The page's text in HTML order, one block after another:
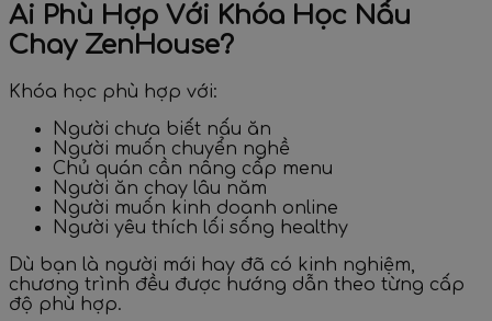
Ai Phù Hợp Với Khóa Học Nấu
Chay ZenHouse?
Khóa học phù hợp với:
Người chưa biết nấu ăn
Người muốn chuyển nghề
Chủ quán cần nâng cấp menu
Người ăn chay lâu năm
Người muốn kinh doanh online
Người yêu thích lối sống healthy
Dù bạn là người mới hay đã có kinh nghiệm,
chương trình đều được hướng dẫn theo từng cấp
độ phù hợp.